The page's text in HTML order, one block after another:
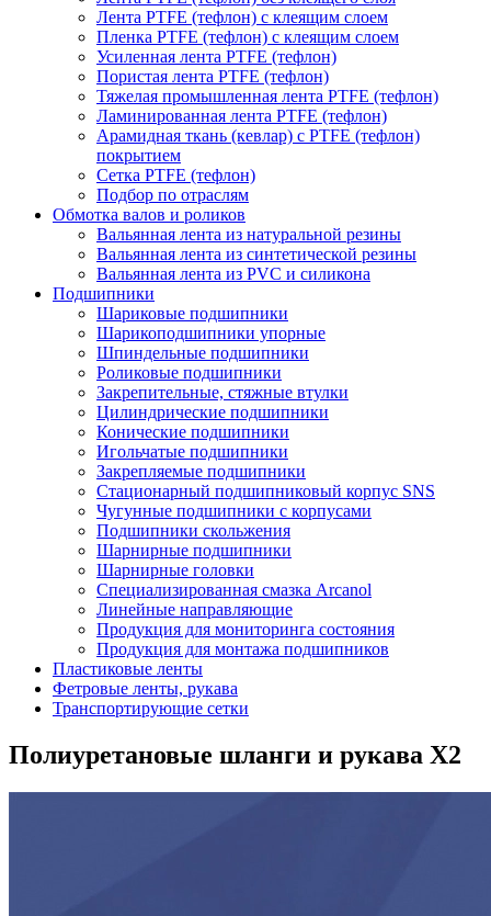
Лента PTFE (тефлон) с клеящим слоем
Пленка PTFE (тефлон) с клеящим слоем
Усиленная лента PTFE (тефлон)
Пористая лента PTFE (тефлон)
Тяжелая промышленная лента PTFE (тефлон)
Ламинированная лента PTFE (тефлон)
Арамидная ткань (кевлар) с PTFE (тефлон)
покрытием
Сетка PTFE (тефлон)
Подбор по отраслям
Обмотка валов и роликов
Вальянная лента из натуральной резины
Вальянная лента из синтетической резины
Вальянная лента из PVC и силикона
Подшипники
Шариковые подшипники
Шарикоподшипники упорные
Шпиндельные подшипники
Роликовые подшипники
Закрепительные, стяжные втулки
Цилиндрические подшипники
Конические подшипники
Игольчатые подшипники
Закрепляемые подшипники
Стационарный подшипниковый корпус SNS
Чугунные подшипники с корпусами
Подшипники скольжения
Шарнирные подшипники
Шарнирные головки
Специализированная смазка Arcanol
Линейные направляющие
Продукция для мониторинга состояния
Продукция для монтажа подшипников
Пластиковые ленты
Фетровые ленты, рукава
Транспортирующие сетки
Полиуретановые шланги и рукава X2